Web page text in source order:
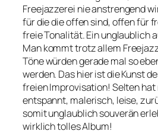
Freejazzerei nie anstrengend
für die die offen sind, offen für
freie Tonalität. Ein unglaublich
Man kommt trotz allem
Töne würden gerade mal so
werden. Das hier ist die Kunst
freien Improvisation! Selten hat
entspannt, malerisch, leise,
somit unglaublich souverän
wirklich tolles Album!